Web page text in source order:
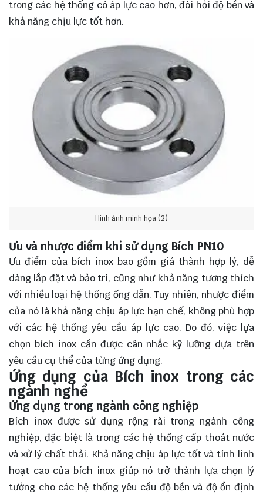
trong các hệ thống có áp lực cao hơn, đòi hỏi độ bền và
khả năng chịu lực tốt hơn.
Hình ảnh minh họa (2)
Ưu và nhược điểm khi sử dụng Bích PN10
Ưu điểm của bích inox bao gồm giá thành hợp lý, dễ
dàng lắp đặt và bảo trì, cũng như khả năng tương thích
với nhiều loại hệ thống ống dẫn. Tuy nhiên, nhược điểm
của nó là khả năng chịu áp lực hạn chế, không phù hợp
với các hệ thống yêu cầu áp lực cao. Do đó, việc lựa
chọn bích inox cần được cân nhắc kỹ lưỡng dựa trên
yêu cầu cụ thể của từng ứng dụng.
Ứng dụng của Bích inox trong các
ngành nghề
Ứng dụng trong ngành công nghiệp
Bích inox được sử dụng rộng rãi trong ngành công
nghiệp, đặc biệt là trong các hệ thống cấp thoát nước
và xử lý chất thải. Khả năng chịu áp lực tốt và tính linh
hoạt cao của bích inox giúp nó trở thành lựa chọn lý
tưởng cho các hệ thống yêu cầu độ bền và độ ổn định